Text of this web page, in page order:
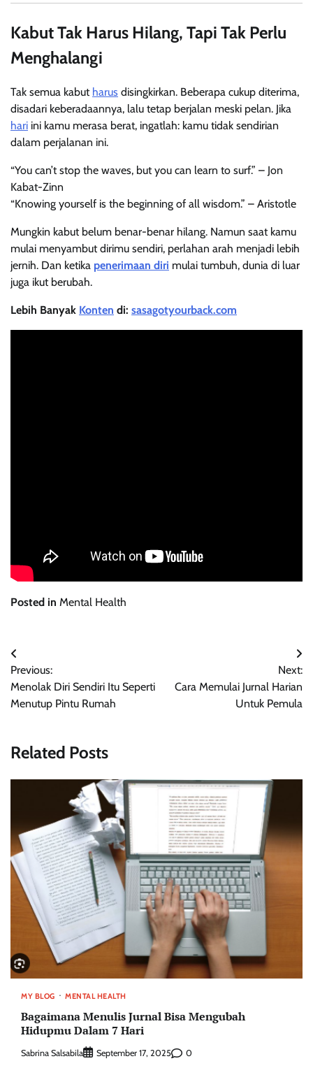
Kabut Tak Harus Hilang, Tapi Tak Perlu
Menghalangi
Tak semua kabut harus disingkirkan. Beberapa cukup diterima,
disadari keberadaannya, lalu tetap berjalan meski pelan. Jika
hari ini kamu merasa berat, ingatlah: kamu tidak sendirian
dalam perjalanan ini.
“You can’t stop the waves, but you can learn to surf.” – Jon
Kabat-Zinn
“Knowing yourself is the beginning of all wisdom.” – Aristotle
Mungkin kabut belum benar-benar hilang. Namun saat kamu
mulai menyambut dirimu sendiri, perlahan arah menjadi lebih
jernih. Dan ketika penerimaan diri mulai tumbuh, dunia di luar
juga ikut berubah.
Lebih Banyak Konten di: sasagotyourback.com
Posted in Mental Health
Navigasi
pos
Previous:
Menolak Diri Sendiri Itu Seperti
Menutup Pintu Rumah
Next:
Cara Memulai Jurnal Harian
Untuk Pemula
Related Posts
MY BLOG MENTAL HEALTH
Bagaimana Menulis Jurnal Bisa Mengubah
Hidupmu Dalam 7 Hari
Sabrina Salsabila September 17, 2025 0